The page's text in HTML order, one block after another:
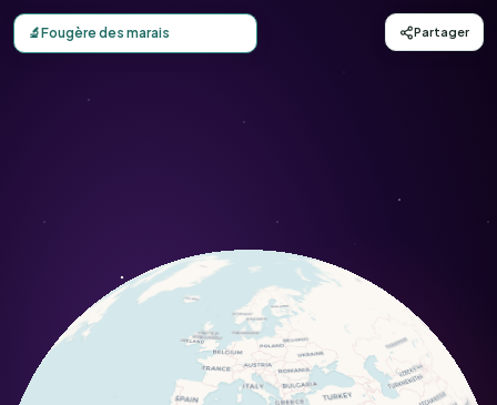
Carte d'observation du Fougère des marais (Thelypteris
🔬Fougère des marais Partager